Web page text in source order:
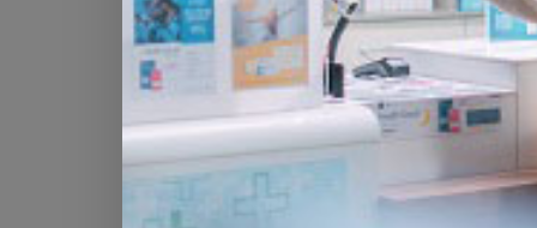
la perte de mémoire, à l’origine de
Department of Clinical Science, de l’
2019 dans le journalScience Advances
Plus d’informations sur Alzheimer
Le 14 juin 2019. Sources : voir sur les
dans les paragraphes ci-dessus.